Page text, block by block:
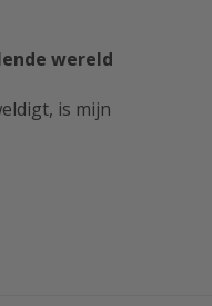
wereld
is mijn